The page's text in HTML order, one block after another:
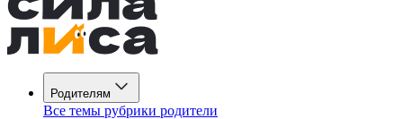
Родителям
Все темы рубрики родители